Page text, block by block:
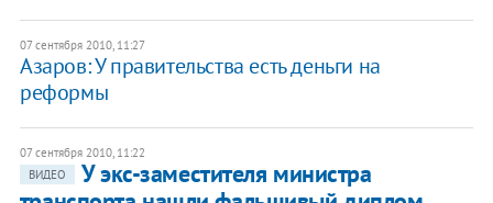
07 сентября 2010, 11:27
Азаров: У правительства есть деньги на
реформы
07 сентября 2010, 11:22
ВИДЕО
У экс-заместителя министра